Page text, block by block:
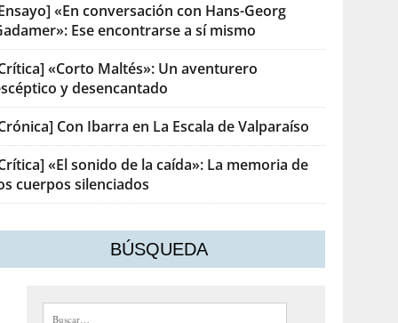
«En conversación con Hans-Georg
Ese encontrarse a sí mismo
«Corto Maltés»: Un aventurero
y desencantado
Con Ibarra en La Escala de Valparaíso
«El sonido de la caída»: La memoria de
cuerpos silenciados
BÚSQUEDA
Buscar: